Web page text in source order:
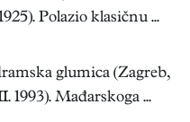
Polazio klasičnu ...
glumica (Zagreb,
1993). Mađarskoga ...